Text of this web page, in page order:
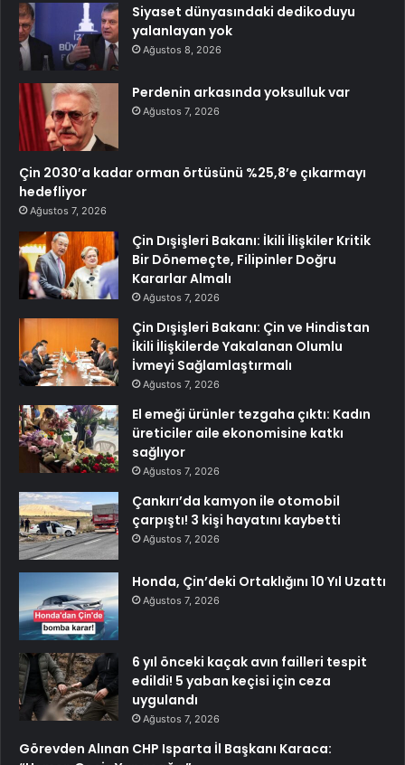
Siyaset dünyasındaki dedikoduyu
yalanlayan yok
Ağustos 8, 2026
Perdenin arkasında yoksulluk var
Ağustos 7, 2026
Çin 2030’a kadar orman örtüsünü %25,8’e çıkarmayı
hedefliyor
Ağustos 7, 2026
Çin Dışişleri Bakanı: İkili İlişkiler Kritik
Bir Dönemeçte, Filipinler Doğru
Kararlar Almalı
Ağustos 7, 2026
Çin Dışişleri Bakanı: Çin ve Hindistan
İkili İlişkilerde Yakalanan Olumlu
İvmeyi Sağlamlaştırmalı
Ağustos 7, 2026
El emeği ürünler tezgaha çıktı: Kadın
üreticiler aile ekonomisine katkı
sağlıyor
Ağustos 7, 2026
Çankırı’da kamyon ile otomobil
çarpıştı! 3 kişi hayatını kaybetti
Ağustos 7, 2026
Honda, Çin’deki Ortaklığını 10 Yıl Uzattı
Ağustos 7, 2026
6 yıl önceki kaçak avın failleri tespit
edildi! 5 yaban keçisi için ceza
uygulandı
Ağustos 7, 2026
Görevden Alınan CHP Isparta İl Başkanı Karaca: